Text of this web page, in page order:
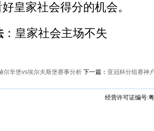
皇家社会得分的机会。
：皇家社会主场不失
尔辛堡vs埃尔夫斯堡赛事分析 下一篇： 亚冠杯分组赛神
经营许可证编号: